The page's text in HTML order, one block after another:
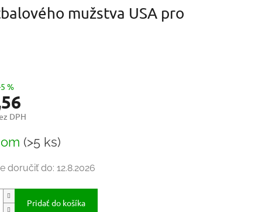
mužstva USA pro
%
DPH
(>5 ks)
doručiť do: 12.8.2026
Pridať do košíka